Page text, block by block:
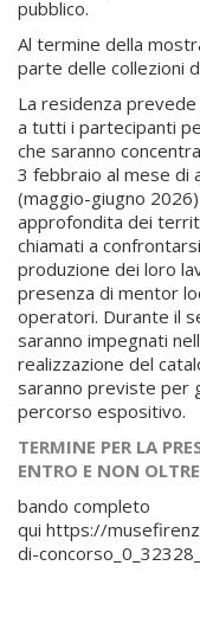
pubblico.
Al termine della
parte delle collezioni
La residenza
a tutti i partecipanti
che saranno
3 febbraio al mese di
(maggio-giugno
approfondita dei
chiamati a
produzione dei loro
presenza di mentor
operatori. Durante il
saranno impegnati
realizzazione del
saranno previste per
percorso espositivo.
TERMINE PER LA
ENTRO E NON
bando completo
qui https://
di-